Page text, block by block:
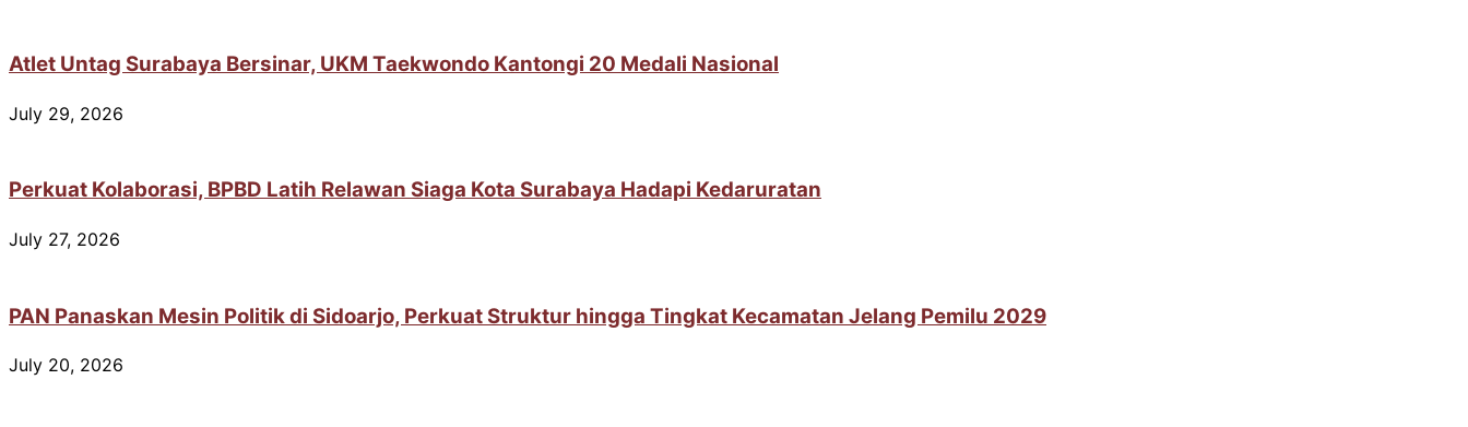
Atlet Untag Surabaya Bersinar, UKM Taekwondo Kantongi 20 Medali Nasional
July 29, 2026
Perkuat Kolaborasi, BPBD Latih Relawan Siaga Kota Surabaya Hadapi Kedaruratan
July 27, 2026
PAN Panaskan Mesin Politik di Sidoarjo, Perkuat Struktur hingga Tingkat Kecamatan Jelang Pemilu 2029
July 20, 2026